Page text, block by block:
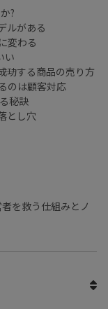
?
ルがある
変わる
い
功する商品の売り方
のは顧客対応
秘訣
とし穴
を救う仕組みとノ